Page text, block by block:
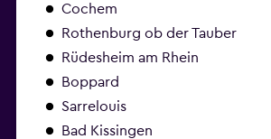
Cochem
Rothenburg ob der Tauber
Rüdesheim am Rhein
Boppard
Sarrelouis
Bad Kissingen